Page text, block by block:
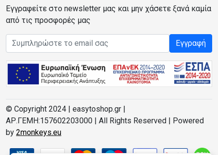
Εγγραφείτε στο newsletter μας και μην χάσετε ξανά καμία
από τις προσφορές μας
Email address Εγγραφή
© Copyright 2024 | easytoshop.gr |
ΑΡ.ΓΕΜΗ:157602203000 | All Rights Reserved | Powered
by 2monkeys.eu